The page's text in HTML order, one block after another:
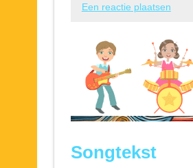
Een reactie plaatsen
Songtekst